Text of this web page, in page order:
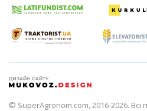
© SuperAgronom.com, 2016-2026.